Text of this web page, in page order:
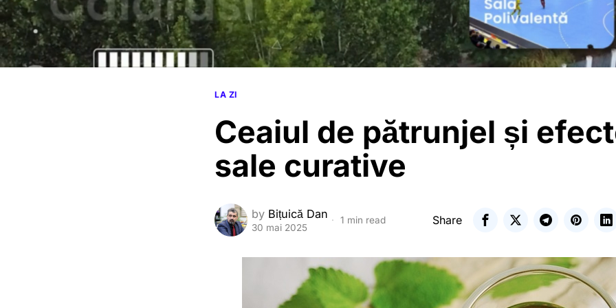
LA ZI
Ceaiul de pătrunjel și
sale curative
by Bițuică Dan
30 mai 2025
1 min read Share